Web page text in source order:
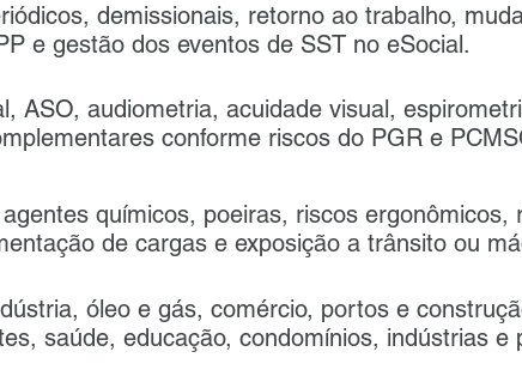
demissionais, retorno ao trabalho,
e gestão dos eventos de SST no eSocial.
ASO, audiometria, acuidade visual,
conforme riscos do PGR e
químicos, poeiras, riscos ergonômicos,
de cargas e exposição a trânsito ou
óleo e gás, comércio, portos e
saúde, educação, condomínios, indústrias e